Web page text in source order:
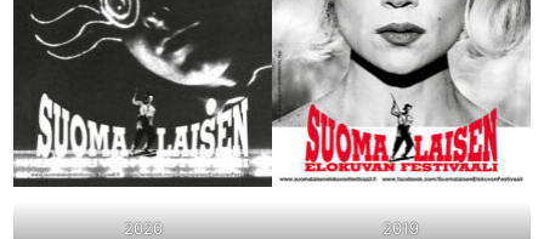
2020 2019